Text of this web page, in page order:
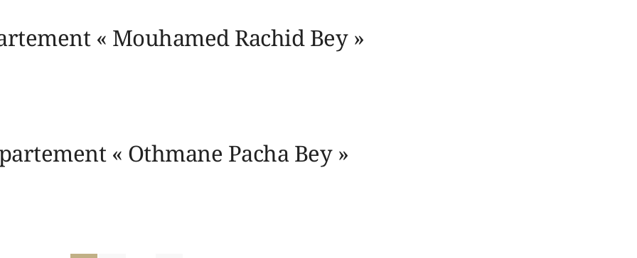
« Mouhamed Rachid Bey »
« Othmane Pacha Bey »